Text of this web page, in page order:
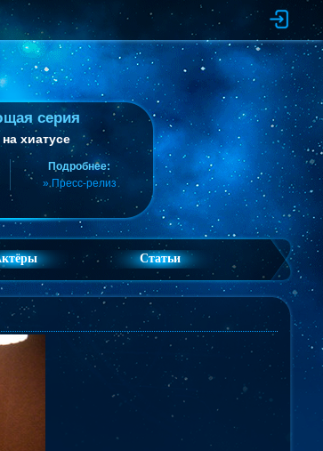
серия
хиатусе
Подробнее:
» Пресс-релиз
Статьи